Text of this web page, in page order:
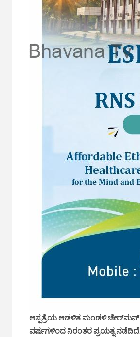
ಆಸ್ಪತ್ರೆಯ ಆಡಳಿತ ಮಂಡಳಿ
ವರ್ಷಗಳಿಂದ ನಿರಂತರ ಪ್ರಯತ್ನ